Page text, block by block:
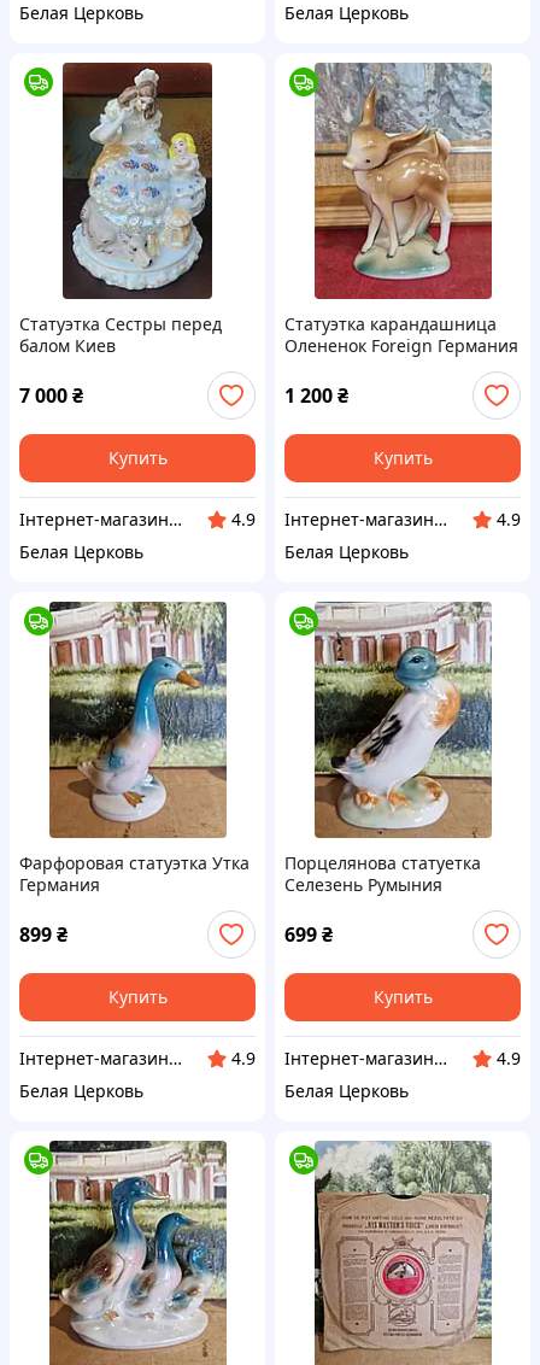
Белая Церковь
Белая Церковь
Статуэтка Сестры перед
балом Киев
7 000₴
Купить
Інтернет-магазин Сувенір
4.9
Белая Церковь
Статуэтка карандашница
Олененок Foreign Германия
1 200₴
Купить
Інтернет-магазин Сувенір
4.9
Белая Церковь
Фарфоровая статуэтка Утка
Германия
899₴
Купить
Інтернет-магазин Сувенір
4.9
Белая Церковь
Порцелянова статуетка
Селезень Румыния
699₴
Купить
Інтернет-магазин Сувенір
4.9
Белая Церковь